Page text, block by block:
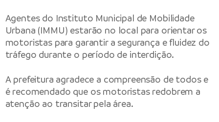
Agentes do Instituto Municipal de Mobilidade
Urbana (IMMU) estarão no local para orientar os
motoristas para garantir a segurança e fluidez do
tráfego durante o período de interdição.
A prefeitura agradece a compreensão de todos e
é recomendado que os motoristas redobrem a
atenção ao transitar pela área.